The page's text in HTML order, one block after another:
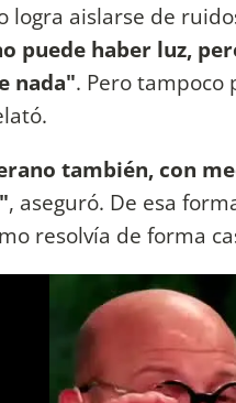
logra aislarse de
puede haber luz,
nada". Pero
también, con
, aseguró. De esa
resolvía de forma